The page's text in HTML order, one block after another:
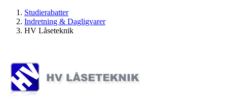
Studierabatter
Indretning & Dagligvarer
HV Låseteknik